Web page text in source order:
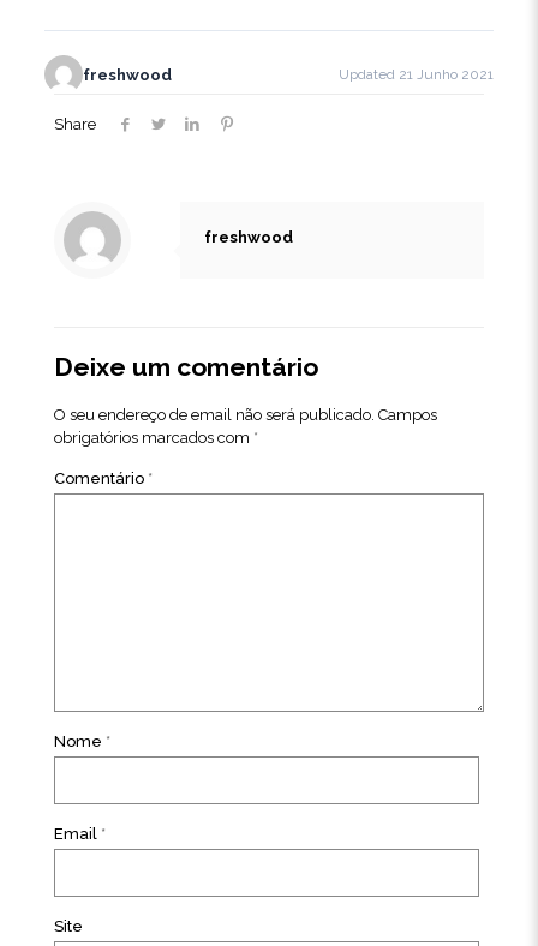
freshwood Updated 21 Junho 2021
Share
freshwood
Deixe um comentário
O seu endereço de email não será publicado. Campos
obrigatórios marcados com *
Comentário *
Nome *
Email *
Site